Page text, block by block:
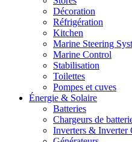
Décoration
Réfrigération
Kitchen
Marine Steering
Marine Control
Stabilisation
Toilettes
Pompes et cuves
Énergie & Solaire
Batteries
Chargeurs de
Inverters & Inverter